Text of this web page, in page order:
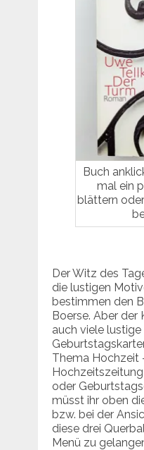
Buch
mal ein
blättern
Der Witz des
die lustigen
bestimmen den
Boerse. Aber der
auch viele
Thema Hochzeit
oder
müsst ihr oben
bzw. bei der
diese drei
Menü zu